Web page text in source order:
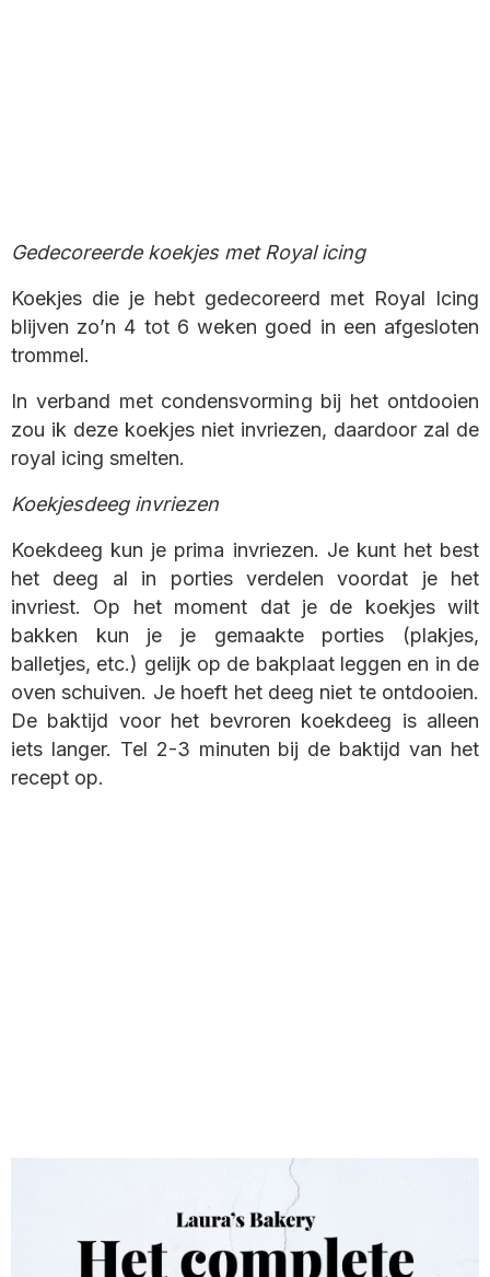
Gedecoreerde koekjes met Royal icing
Koekjes die je hebt gedecoreerd met Royal Icing
blijven zo’n 4 tot 6 weken goed in een afgesloten
trommel.
In verband met condensvorming bij het ontdooien
zou ik deze koekjes niet invriezen, daardoor zal de
royal icing smelten.
Koekjesdeeg invriezen
Koekdeeg kun je prima invriezen. Je kunt het best
het deeg al in porties verdelen voordat je het
invriest. Op het moment dat je de koekjes wilt
bakken kun je je gemaakte porties (plakjes,
balletjes, etc.) gelijk op de bakplaat leggen en in de
oven schuiven. Je hoeft het deeg niet te ontdooien.
De baktijd voor het bevroren koekdeeg is alleen
iets langer. Tel 2-3 minuten bij de baktijd van het
recept op.